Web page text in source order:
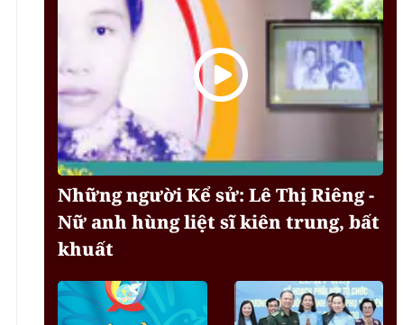
Những người Kể sử: Lê Thị Riêng -
Nữ anh hùng liệt sĩ kiên trung, bất
khuất